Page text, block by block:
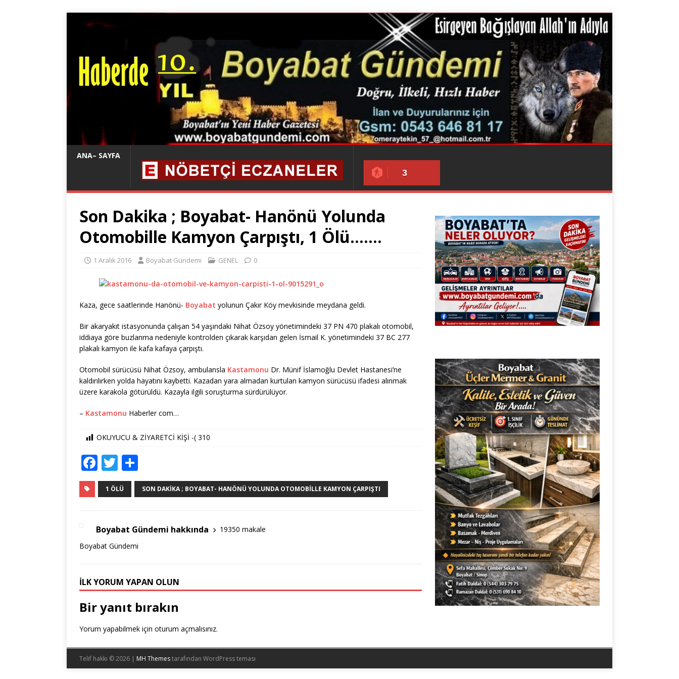
ANA– SAYFA
3
Son Dakika ; Boyabat- Hanönü Yolunda
Otomobille Kamyon Çarpıştı, 1 Ölü…….
1 Aralık 2016 Boyabat Gündemi GENEL 0
Kaza, gece saatlerinde Hanönü- Boyabat yolunun Çakır Köy mevkisinde meydana geldi.
Bir akaryakıt istasyonunda çalışan 54 yaşındaki Nihat Özsoy yönetimindeki 37 PN 470 plakalı otomobil,
iddiaya göre buzlanma nedeniyle kontrolden çıkarak karşıdan gelen İsmail K. yönetimindeki 37 BC 277
plakalı kamyon ile kafa kafaya çarpıştı.
Otomobil sürücüsü Nihat Özsoy, ambulansla Kastamonu Dr. Münif İslamoğlu Devlet Hastanesi’ne
kaldırılırken yolda hayatını kaybetti. Kazadan yara almadan kurtulan kamyon sürücüsü ifadesi alınmak
üzere karakola götürüldü. Kazayla ilgili soruşturma sürdürülüyor.
– Kastamonu Haberler com…
OKUYUCU & ZİYARETCİ KİŞİ -( 310
F
a
c
b
o
k
T
w
it
r
h
ar
1 ÖLÜ SON DAKIKA ; BOYABAT- HANÖNÜ YOLUNDA OTOMOBILLE KAMYON ÇARPIŞTI
Boyabat Gündemi hakkında
19350 makale
Boyabat Gündemi
İLK YORUM YAPAN OLUN
Bir yanıt bırakın
Yorum yapabilmek için oturum açmalısınız.
Telif hakkı © 2026 | MH Themestarafından WordPress teması